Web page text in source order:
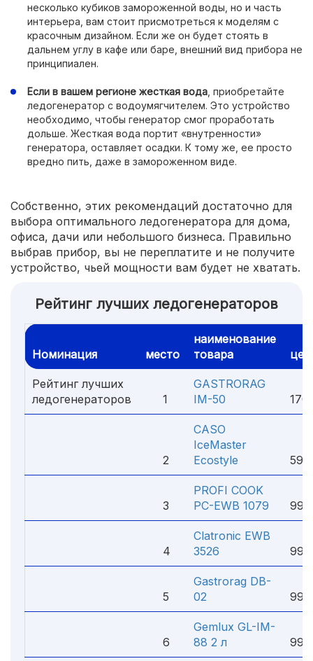
несколько кубиков замороженной воды, но и часть
интерьера, вам стоит присмотреться к моделям с
красочным дизайном. Если же он будет стоять в
дальнем углу в кафе или баре, внешний вид прибора не
принципиален.
Если в вашем регионе жесткая вода , приобретайте
ледогенератор с водоумягчителем. Это устройство
необходимо, чтобы генератор смог проработать
дольше. Жесткая вода портит «внутренности»
генератора, оставляет осадки. К тому же, ее просто
вредно пить, даже в замороженном виде.
Собственно, этих рекомендаций достаточно для
выбора оптимального ледогенератора для дома,
офиса, дачи или небольшого бизнеса. Правильно
выбрав прибор, вы не переплатите и не получите
устройство, чьей мощности вам будет не хватать.
Рейтинг лучших ледогенераторов
Номинация место
наименование
товара
Рейтинг лучших
ледогенераторов
1
GASTRORAG
IM-50
170
2
CASO
IceMaster
Ecostyle
3
PROFI COOK
PC-EWB 1079
4
Clatronic EWB
3526
5
Gastrorag DB-
02
6
Gemlux GL-IM-
88 2 л